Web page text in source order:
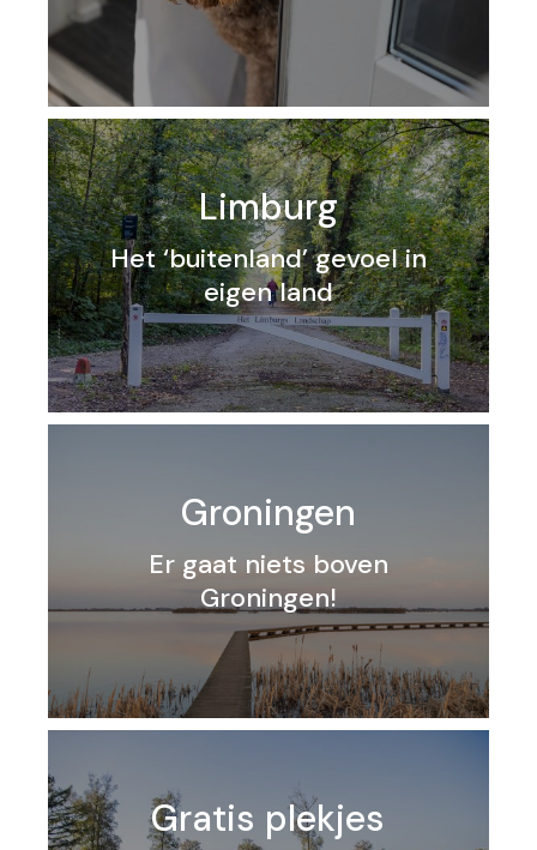
Limburg
Het ‘buitenland’ gevoel in
eigen land
Groningen
Er gaat niets boven
Groningen!
Gratis plekjes